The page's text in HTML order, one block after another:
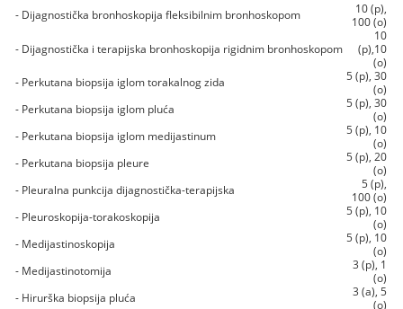
- Dijagnostička bronhoskopija fleksibilnim bronhoskopom
10 (p),
100 (o)
- Dijagnostička i terapijska bronhoskopija rigidnim bronhoskopom
10
(p),10
(o)
- Perkutana biopsija iglom torakalnog zida
5 (p), 30
(o)
- Perkutana biopsija iglom pluća
5 (p), 30
(o)
- Perkutana biopsija iglom medijastinum
5 (p), 10
(o)
- Perkutana biopsija pleure
5 (p), 20
(o)
- Pleuralna punkcija dijagnostička-terapijska
5 (p),
100 (o)
- Pleuroskopija-torakoskopija
5 (p), 10
(o)
- Medijastinoskopija
5 (p), 10
(o)
- Medijastinotomija
3 (p), 1
(o)
- Hirurška biopsija pluća
3 (a), 5
(o)